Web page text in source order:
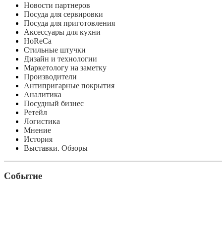
Новости партнеров
Посуда для сервировки
Посуда для приготовления
Аксессуары для кухни
HoReCa
Стильные штучки
Дизайн и технологии
Маркетологу на заметку
Производители
Антипригарные покрытия
Аналитика
Посудный бизнес
Ретейл
Логистика
Мнение
История
Выставки. Обзоры
Событие